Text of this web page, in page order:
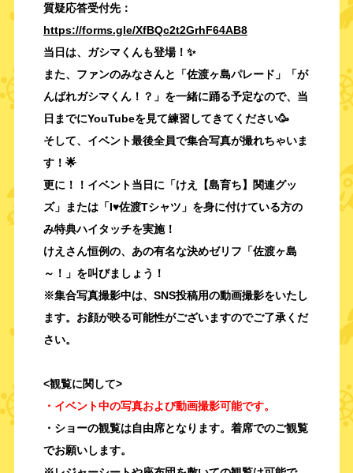
質疑応答受付先：
https://forms.gle/XfBQc2t2GrhF64AB8
当日は、ガシマくんも登場！✨
また、ファンのみなさんと「佐渡ヶ島パレード」「が
んばれガシマくん！？」を一緒に踊る予定なので、当
日までにYouTubeを見て練習してきてください🥳
そして、イベント最後全員で集合写真が撮れちゃいま
す ！🌟
更に！！イベント当日に「けえ【島育ち】関連グッ
ズ」または「I♥佐渡Tシャツ」 を身に付けている方の
み特典ハイタッチを実施！
けえさん恒例の、あの有名な決めゼリフ 「佐渡ヶ島
～！」を叫びましょう！
※集合写真撮影中は、SNS投稿用の動画撮影をいたし
ます。 お顔が映る可能性がございますのでご了承くだ
さい。
<観覧に関して>
・イベント中の写真および動画撮影可能です。
・ショーの観覧は自由席となります。着席でのご観覧
でお願いします。